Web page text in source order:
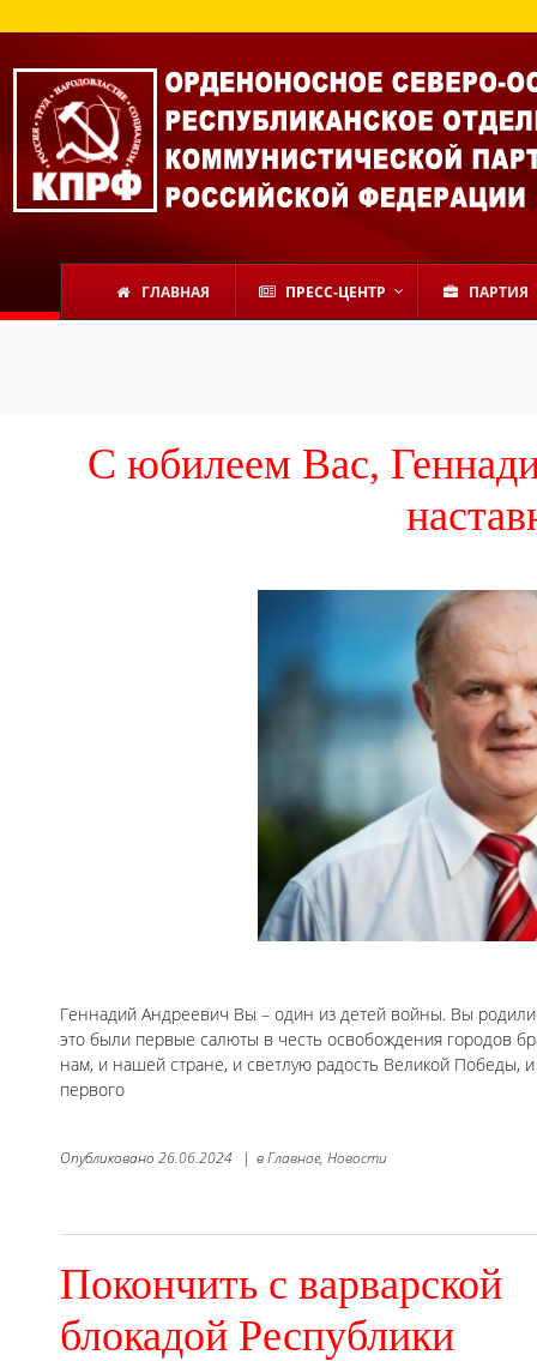
ГЛАВНАЯ ПРЕСС-ЦЕНТР ПАРТИЯ
С юбилеем Вас,
Геннадий Андреевич Вы – один из детей войны. Вы
это были первые салюты в честь освобождения городов
нам, и нашей стране, и светлую радость Великой Победы,
первого
Опубликовано 26.06.2024 | вГлавное, Новости
Покончить с варварской
блокадой Республики